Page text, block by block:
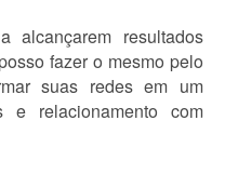
alcançarem resultados
fazer o mesmo pelo
suas redes em um
e relacionamento com